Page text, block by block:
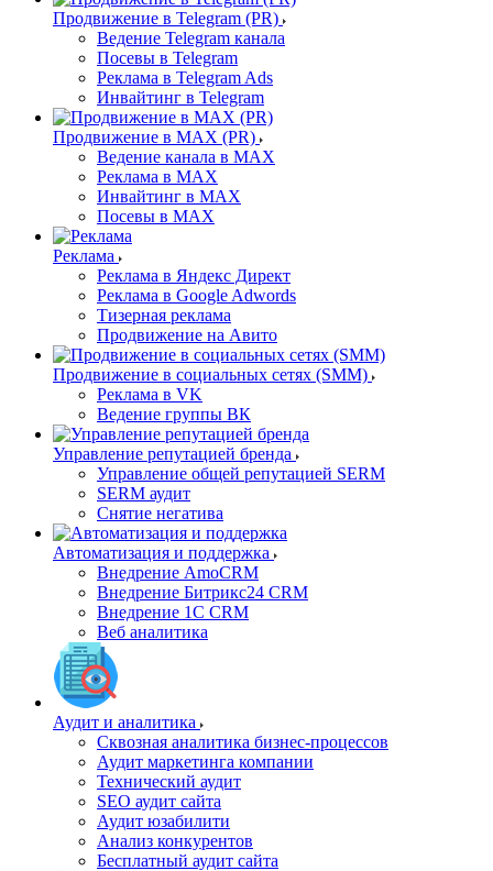
Продвижение в Telegram (PR)
Ведение Telegram канала
Посевы в Telegram
Реклама в Telegram Ads
Инвайтинг в Telegram
Продвижение в MAX (PR)
Ведение канала в MAX
Реклама в MAX
Инвайтинг в MAX
Посевы в MAX
Реклама
Реклама в Яндекс Директ
Реклама в Google Adwords
Тизерная реклама
Продвижение на Авито
Продвижение в социальных сетях (SMM)
Реклама в VK
Ведение группы ВК
Управление репутацией бренда
Управление общей репутацией SERM
SERM аудит
Снятие негатива
Автоматизация и поддержка
Внедрение AmoCRM
Внедрение Битрикс24 CRM
Внедрение 1C CRM
Веб аналитика
Аудит и аналитика
Сквозная аналитика бизнес-процессов
Аудит маркетинга компании
Технический аудит
SEO аудит сайта
Аудит юзабилити
Анализ конкурентов
Бесплатный аудит сайта